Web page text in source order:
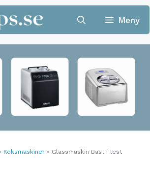
Meny
Köksmaskiner » Glassmaskin Bäst i test